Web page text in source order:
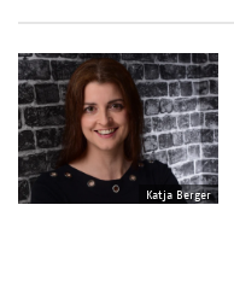
Katja Berger